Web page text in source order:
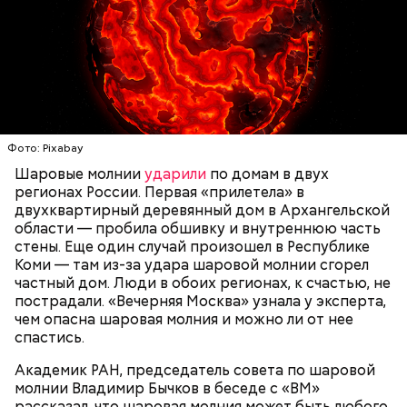
Фото: Pixabay
Шаровые молнииударили по домам в двух
регионах России. Первая «прилетела» в
двухквартирный деревянный дом в Архангельской
области — пробила обшивку и внутреннюю часть
стены. Еще один случай произошел в Республике
Коми — там из-за удара шаровой молнии сгорел
частный дом. Люди в обоих регионах, к счастью, не
пострадали. «Вечерняя Москва» узнала у эксперта,
чем опасна шаровая молния и можно ли от нее
спастись.
Академик РАН, председатель совета по шаровой
молнии Владимир Бычков в беседе с «ВМ»
— Маленькие — от одного сантиметра, средние —
около 20 сантиметров, а самые большие могут
доходить до нескольких метров. Шаровая молния
проходит и через стекла, даже часто не оставляя
следов. Она как капля стекает, растекается. Может
и в окно влезть, причем в двухметровое.
Сжимается, как воздушный шар, и проходит.
УЧЕНЫЕ МОЛНИИ ПОГОДА
По его словам, солдаты не знали о масштабах
трагедии. Подобных аварий раньше не случалось.
Поэтому он не испытывал страха.